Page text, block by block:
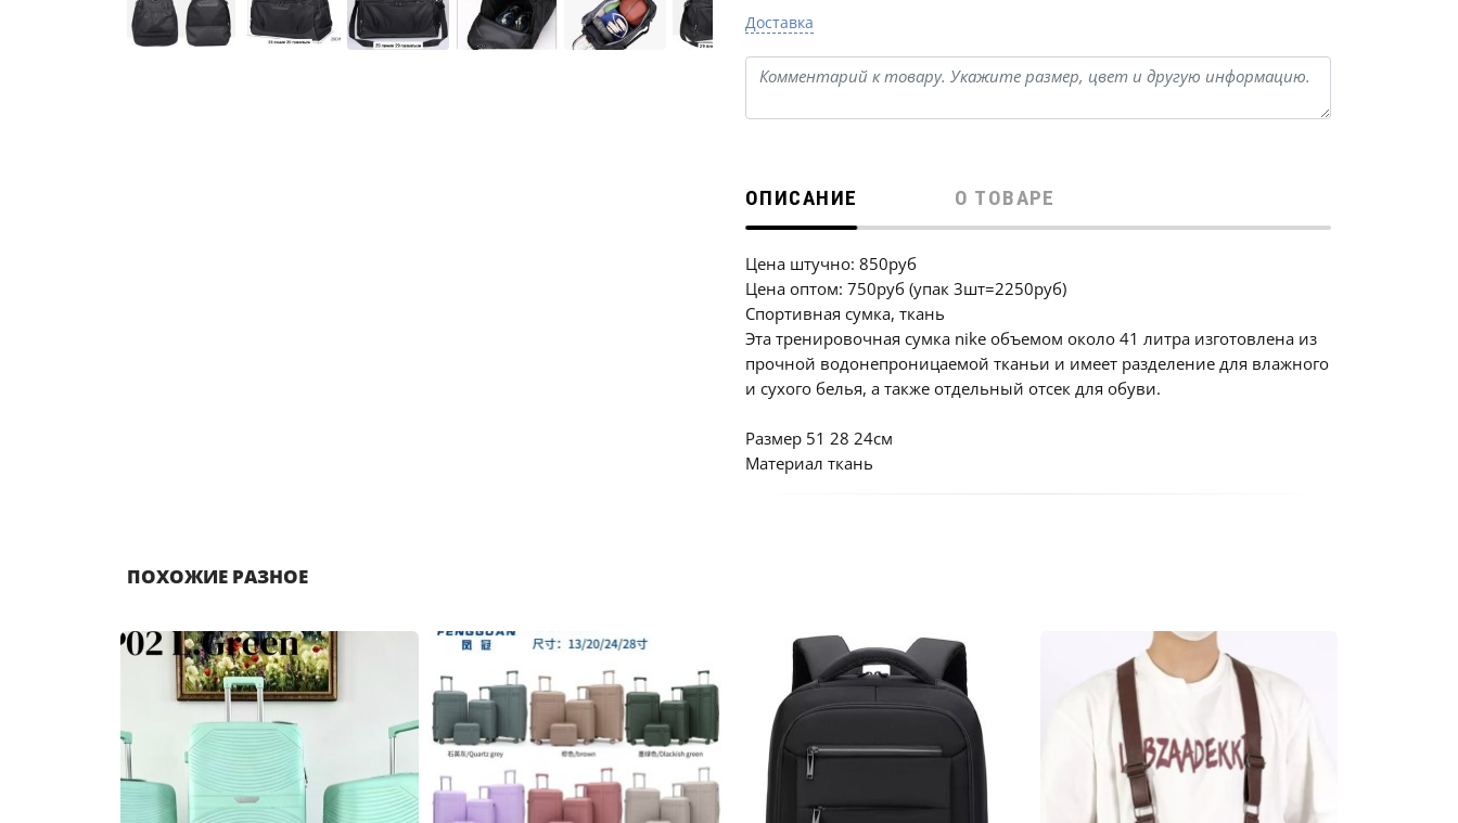
Доставка
ОПИСАНИЕ О ТОВАРЕ
Цена штучно: 850руб
Цена оптом: 750руб (упак 3шт=2250руб)
Спортивная сумка, ткань
Эта тренировочная сумка nike объeмом около 41 литра изготовлена из
прочной водонепроницаемой тканьи и имеет разделение для влажного
и сухого белья, а также отдельный отсек для обуви.
Размер 51 28 24см
Материал ткань
ПОХОЖИЕ РАЗНОЕ